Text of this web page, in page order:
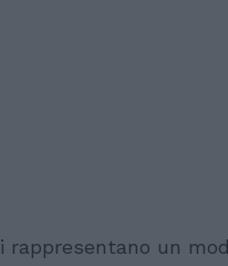
rappresentano un